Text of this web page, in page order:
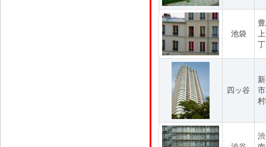
池袋
四ッ谷